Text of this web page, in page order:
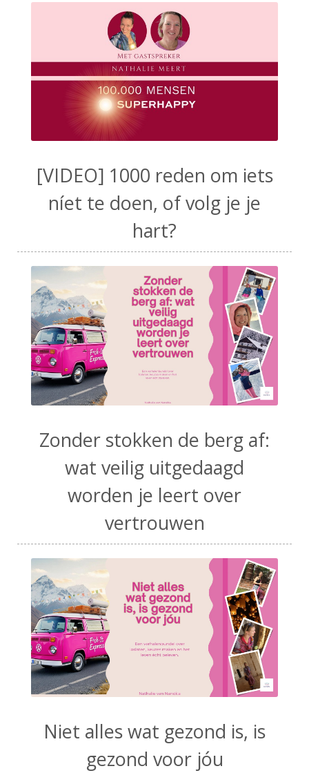
[VIDEO] 1000 reden om iets
níet te doen, of volg je je
hart?
Zonder stokken de berg af:
wat veilig uitgedaagd
worden je leert over
vertrouwen
Niet alles wat gezond is, is
gezond voor jóu